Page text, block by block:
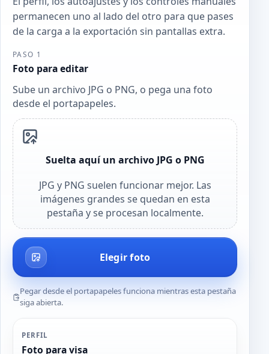
permanecen uno al lado del otro para que pases
de la carga a la exportación sin pantallas extra.
PASO 1
Foto para editar
Sube un archivo JPG o PNG, o pega una foto
desde el portapapeles.
Suelta aquí un archivo JPG o PNG
JPG y PNG suelen funcionar mejor. Las
imágenes grandes se quedan en esta
pestaña y se procesan localmente.
Elegir foto
Pegar desde el portapapeles funciona mientras esta pestaña
siga abierta.
PERFIL
Foto para visa